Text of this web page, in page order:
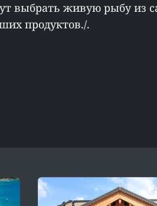
выбрать живую рыбу из
продуктов./.